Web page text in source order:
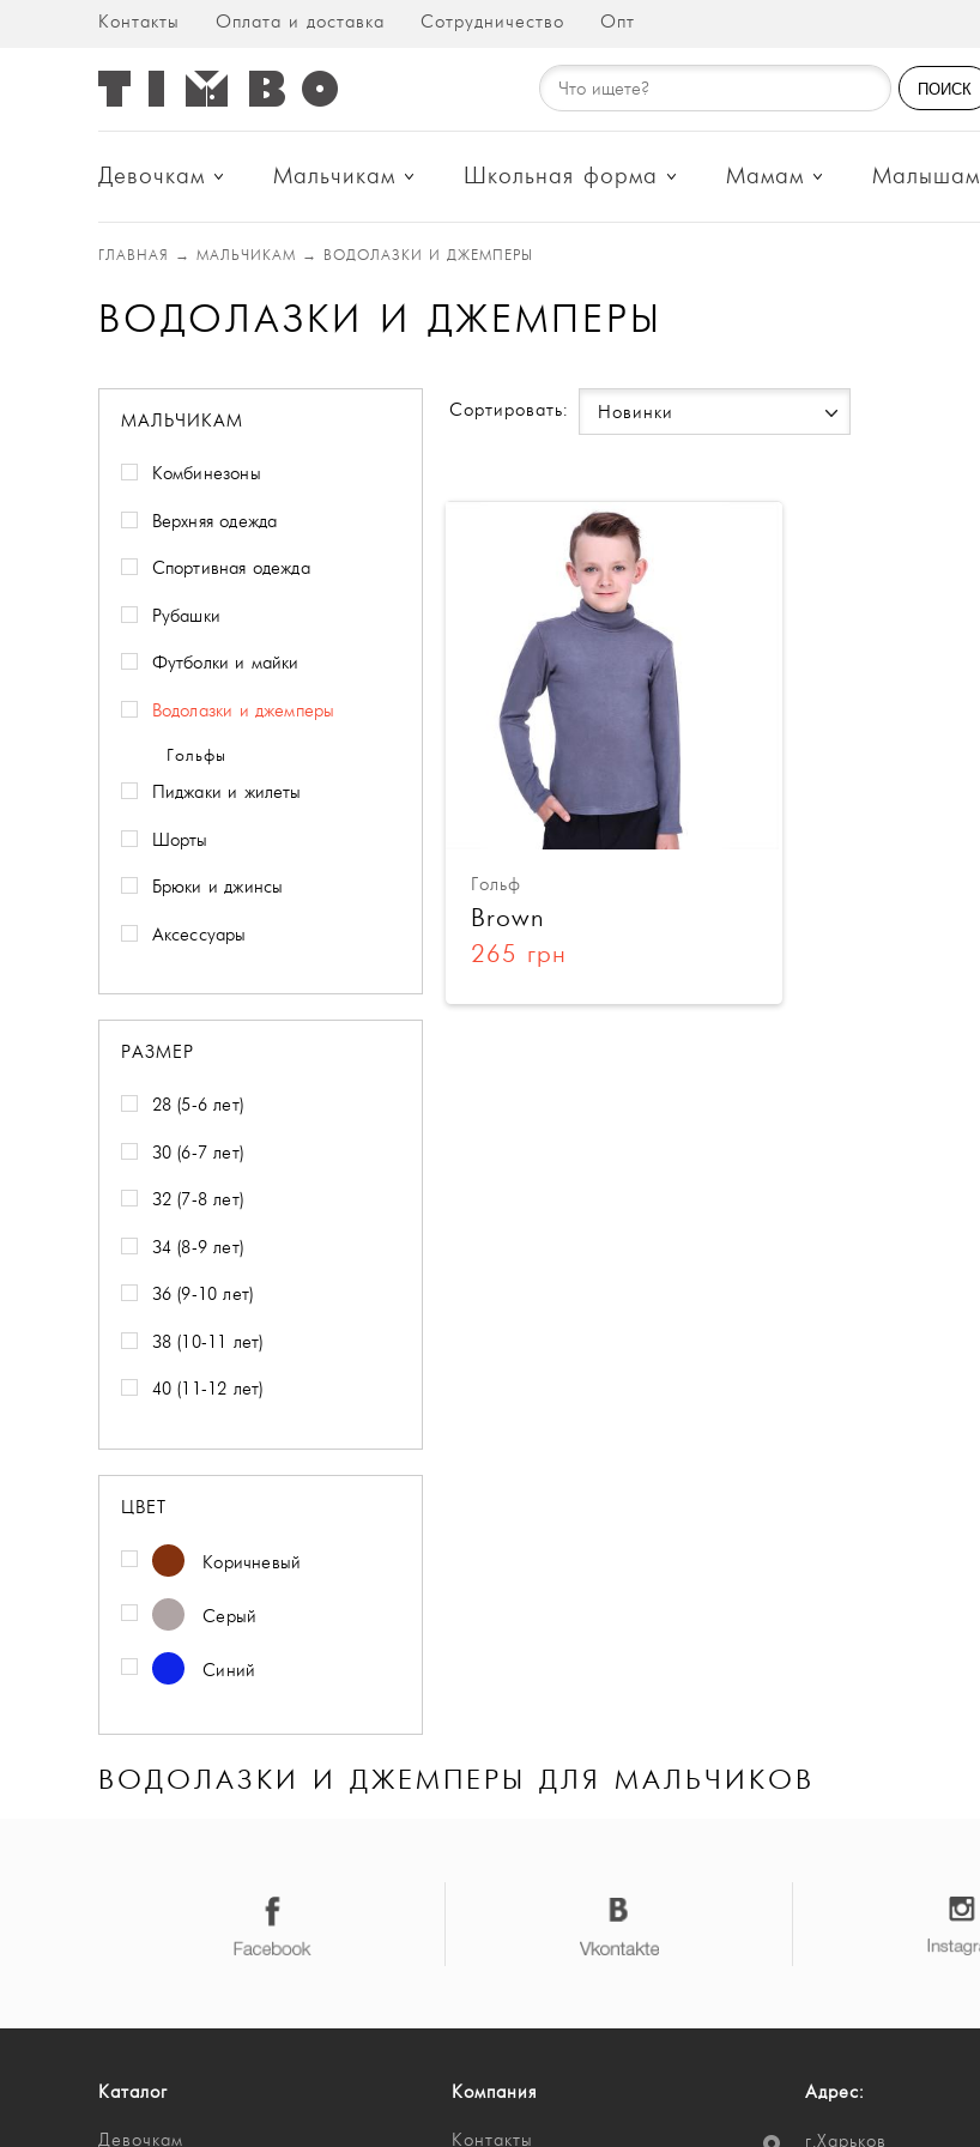
Контакты Оплата и доставка Сотрудничество Опт
ПОИСК
Девочкам Мальчикам Школьная форма Мамам Малышам
ГЛАВНАЯ → МАЛЬЧИКАМ → ВОДОЛАЗКИ И ДЖЕМПЕРЫ
ВОДОЛАЗКИ И ДЖЕМПЕРЫ
МАЛЬЧИКАМ
Комбинезоны
Верхняя одежда
Спортивная одежда
Рубашки
Футболки и майки
Водолазки и джемперы
Гольфы
Пиджаки и жилеты
Шорты
Брюки и джинсы
Аксессуары
РАЗМЕР
28 (5-6 лет)
30 (6-7 лет)
32 (7-8 лет)
34 (8-9 лет)
36 (9-10 лет)
38 (10-11 лет)
40 (11-12 лет)
ЦВЕТ
Коричневый
Серый
Синий
Сортировать: Новинки
Гольф
Brown
265 грн
ВОДОЛАЗКИ И ДЖЕМПЕРЫ ДЛЯ МАЛЬЧИКОВ
Каталог
Девочкам
Компания
Контакты
Адрес:
г.Харьков